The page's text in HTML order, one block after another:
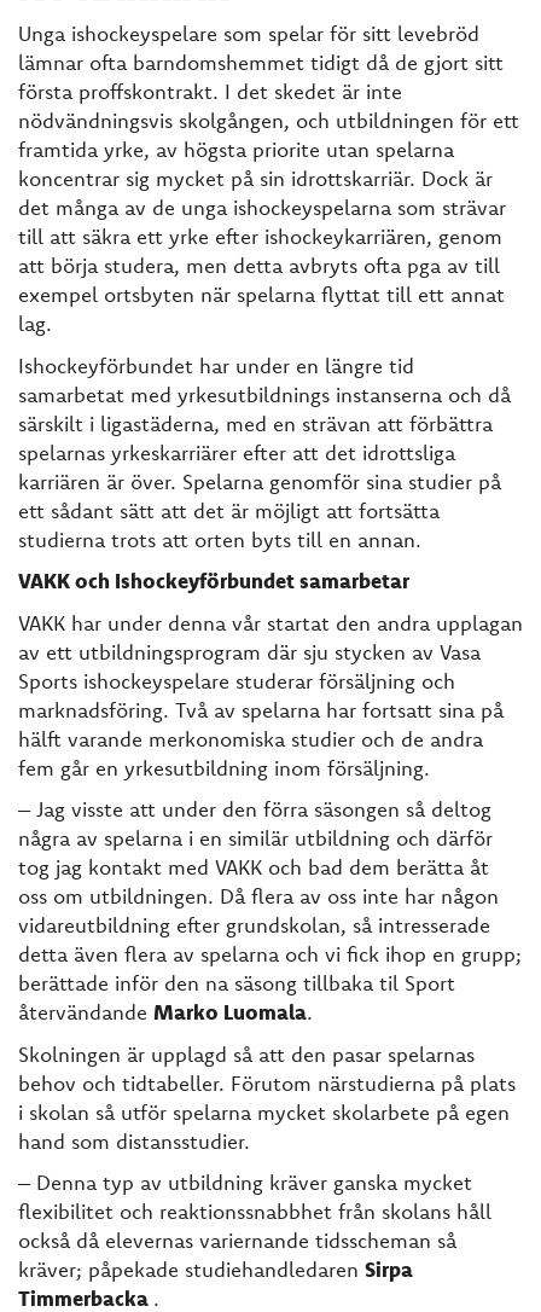
Unga ishockeyspelare som spelar för sitt levebröd
lämnar ofta barndomshemmet tidigt då de gjort sitt
första proffskontrakt. I det skedet är inte
nödvändningsvis skolgången, och utbildningen för ett
framtida yrke, av högsta priorite utan spelarna
koncentrar sig mycket på sin idrottskarriär. Dock är
det många av de unga ishockeyspelarna som strävar
till att säkra ett yrke efter ishockeykarriären, genom
att börja studera, men detta avbryts ofta pga av till
exempel ortsbyten när spelarna flyttat till ett annat
lag.
Ishockeyförbundet har under en längre tid
samarbetat med yrkesutbildnings instanserna och då
särskilt i ligastäderna, med en strävan att förbättra
spelarnas yrkeskarriärer efter att det idrottsliga
karriären är över. Spelarna genomför sina studier på
ett sådant sätt att det är möjligt att fortsätta
studierna trots att orten byts till en annan.
VAKK och Ishockeyförbundet samarbetar
VAKK har under denna vår startat den andra upplagan
av ett utbildningsprogram där sju stycken av Vasa
Sports ishockeyspelare studerar försäljning och
marknadsföring. Två av spelarna har fortsatt sina på
hälft varande merkonomiska studier och de andra
fem går en yrkesutbildning inom försäljning.
– Jag visste att under den förra säsongen så deltog
några av spelarna i en similär utbildning och därför
tog jag kontakt med VAKK och bad dem berätta åt
oss om utbildningen. Då flera av oss inte har någon
vidareutbildning efter grundskolan, så intresserade
detta även flera av spelarna och vi fick ihop en grupp;
berättade inför den na säsong tillbaka til Sport
återvändande Marko Luomala.
Skolningen är upplagd så att den pasar spelarnas
behov och tidtabeller. Förutom närstudierna på plats
i skolan så utför spelarna mycket skolarbete på egen
hand som distansstudier.
– Denna typ av utbildning kräver ganska mycket
flexibilitet och reaktionssnabbhet från skolans håll
också då elevernas variernande tidsscheman så
kräver; påpekade studiehandledaren Sirpa
Timmerbacka .